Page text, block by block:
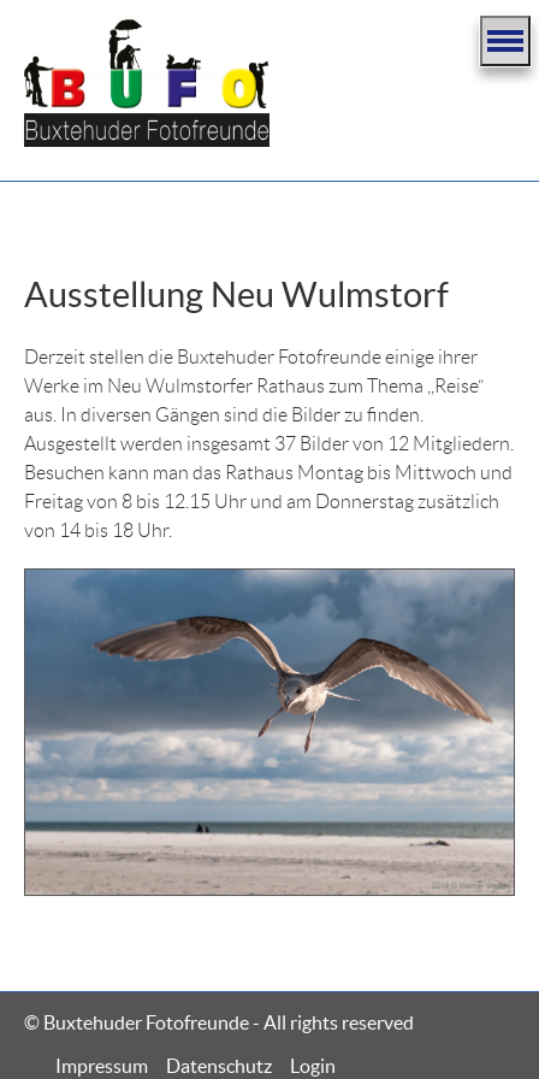
Ausstellung Neu Wulmstorf
Derzeit stellen die Buxtehuder Fotofreunde einige ihrer
Werke im Neu Wulmstorfer Rathaus zum Thema ,,Reise“
aus. In diversen Gängen sind die Bilder zu finden.
Ausgestellt werden insgesamt 37 Bilder von 12 Mitgliedern.
Besuchen kann man das Rathaus Montag bis Mittwoch und
Freitag von 8 bis 12.15 Uhr und am Donnerstag zusätzlich
von 14 bis 18 Uhr.
© Buxtehuder Fotofreunde - All rights reserved
Navigation
Impressum Datenschutz Login